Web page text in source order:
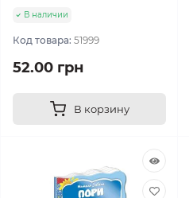
В наличии
Код товара: 51999
52.00 грн
В корзину